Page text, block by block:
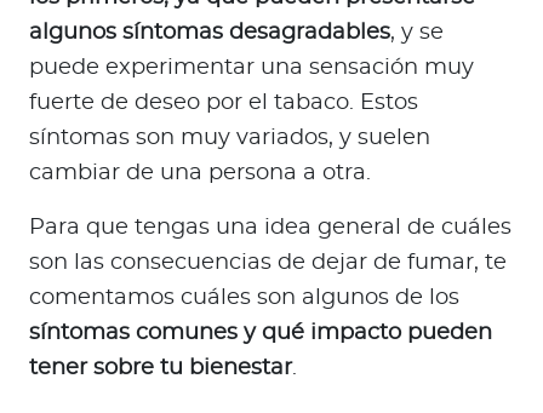
algunos síntomas desagradables, y se
puede experimentar una sensación muy
fuerte de deseo por el tabaco. Estos
síntomas son muy variados, y suelen
cambiar de una persona a otra.
Para que tengas una idea general de cuáles
son las consecuencias de dejar de fumar, te
comentamos cuáles son algunos de los
síntomas comunes y qué impacto pueden
tener sobre tu bienestar.